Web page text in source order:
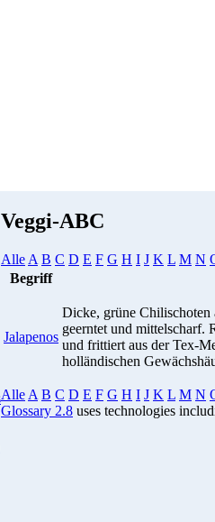
Veggi-ABC
Alle A B C D E F G H I J K L M N
Begriff
Jalapenos
Dicke, grüne
geerntet und mittelscharf.
und frittiert aus der Tex-
holländischen
Alle A B C D E F G H I J K L M N
Glossary 2.8 uses technologies